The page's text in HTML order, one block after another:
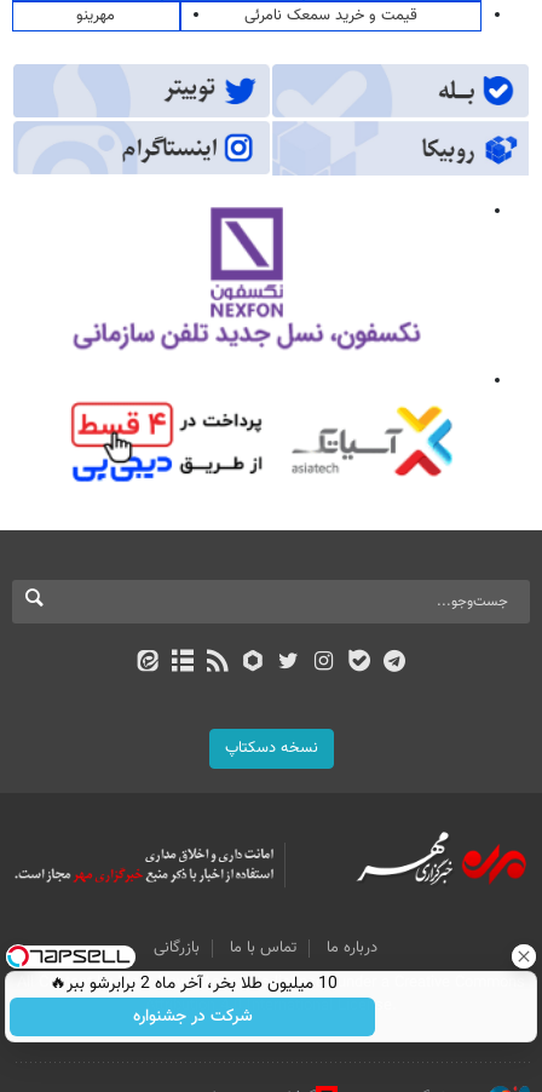
قیمت و خرید سمعک نامرئی
مهرینو
نسخه دسکتاپ
درباره ما تماس با ما
بازرگانی
All Content by Mehr News Agency is licensed under a Creative Commons
Attribution 4.0 International License.
10 میلیون طلا بخر، آخر ماه 2 برابرشو ببر🔥
شرکت در جشنواره